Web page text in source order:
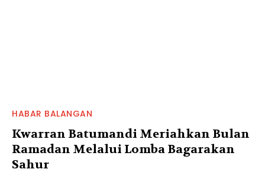
HABAR BALANGAN
Kwarran Batumandi Meriahkan Bulan
Ramadan Melalui Lomba Bagarakan
Sahur